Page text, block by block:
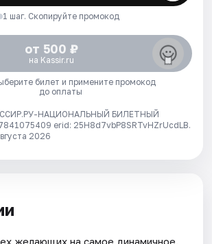
1 шаг. Скопируйте промокод
от 500 ₽
на Kassir.ru
билет и примените промокод
до оплаты
НАЦИОНАЛЬНЫЙ БИЛЕТНЫЙ
erid: 25H8d7vbP8SRTvHZrUcdLB.
2026
желающих на самое динамичное,